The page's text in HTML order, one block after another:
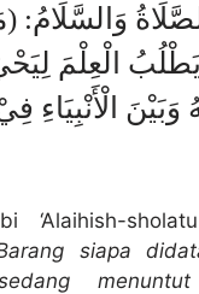
وَالسَّلَامُ:
الْعِلْمَ
وَبَيْنَ الْأَنْبِيَاءِ
‘Alaihish-
siapa